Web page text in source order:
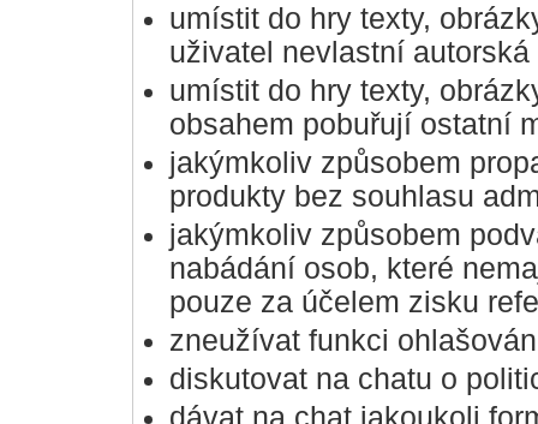
umístit do hry texty,
uživatel nevlastní autorská
umístit do hry texty,
obsahem pobuřují ostatní
jakýmkoliv způsobem
produkty bez souhlasu
jakýmkoliv způsobem
nabádání osob, které
pouze za účelem zisku
zneužívat funkci
diskutovat na chatu o
dávat na chat jakoukoli